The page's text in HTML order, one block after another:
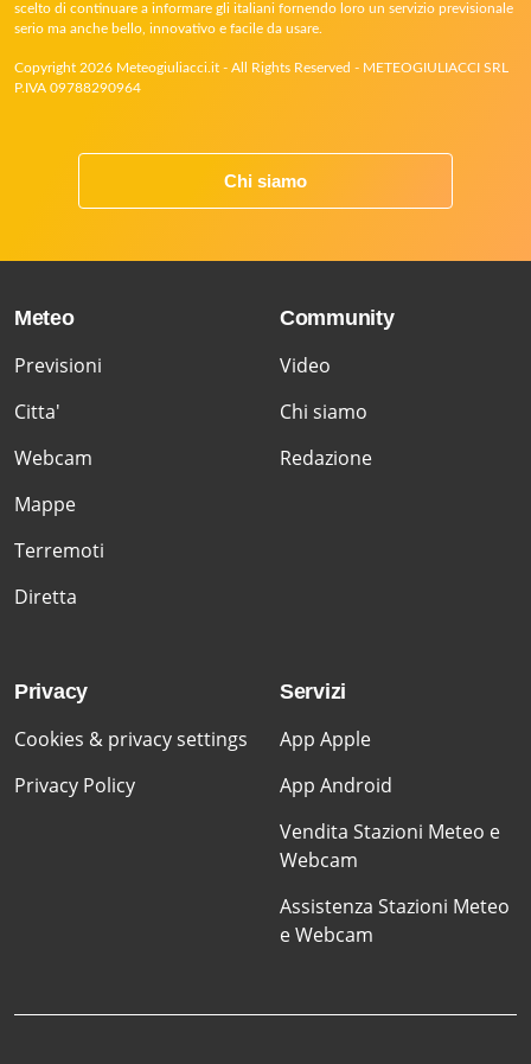
scelto di continuare a informare gli italiani fornendo loro un servizio previsionale
serio ma anche bello, innovativo e facile da usare.
Copyright 2026 Meteogiuliacci.it - All Rights Reserved - METEOGIULIACCI SRL
P.IVA 09788290964
Chi siamo
Meteo
Previsioni
Citta'
Webcam
Mappe
Terremoti
Diretta
Community
Video
Chi siamo
Redazione
Privacy
Cookies & privacy settings
Privacy Policy
Servizi
App Apple
App Android
Vendita Stazioni Meteo e
Webcam
Assistenza Stazioni Meteo
e Webcam